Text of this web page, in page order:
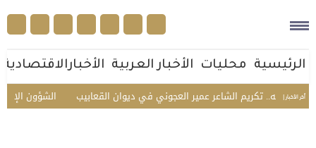
الرئيسية محليات الأخبار العربية الأخبارالاقتصادية
أخر الأخبار | الشؤون وأهله.. تكريم الشاعر عمير العجوني في ديوان القعابيب